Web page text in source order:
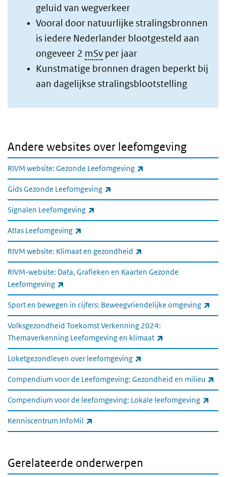
geluid van wegverkeer
Vooral door natuurlijke stralingsbronnen
is iedere Nederlander blootgesteld aan
ongeveer 2 mSv per jaar
Kunstmatige bronnen dragen beperkt bij
aan dagelijkse stralingsblootstelling
Andere websites over leefomgeving
RIVM website: Gezonde Leefomgeving
Gids Gezonde Leefomgeving
Signalen Leefomgeving
Atlas Leefomgeving
RIVM website: Klimaat en gezondheid
RIVM-website: Data, Grafieken en Kaarten Gezonde
Leefomgeving
Sport en bewegen in cijfers: Beweegvriendelijke omgeving
Volksgezondheid Toekomst Verkenning 2024:
Themaverkenning Leefomgeving en klimaat
Loketgezondleven over leefomgeving
Compendium voor de Leefomgeving: Gezondheid en milieu
Compendium voor de leefomgeving: Lokale leefomgeving
Kenniscentrum InfoMil
Gerelateerde onderwerpen